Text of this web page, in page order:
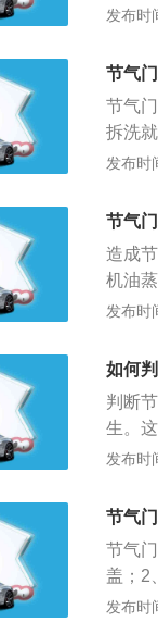
制进
进入
动机
就可
在短
的控
不匹
会恢
发布时
节气
节气
拆洗
钱较
发布时
节气
造成
机油
加油
发布时
如何
判断
生。
响其
且其
观察
积碳
应该
传感
发布时
节气
节气
盖；2
般比
发布时